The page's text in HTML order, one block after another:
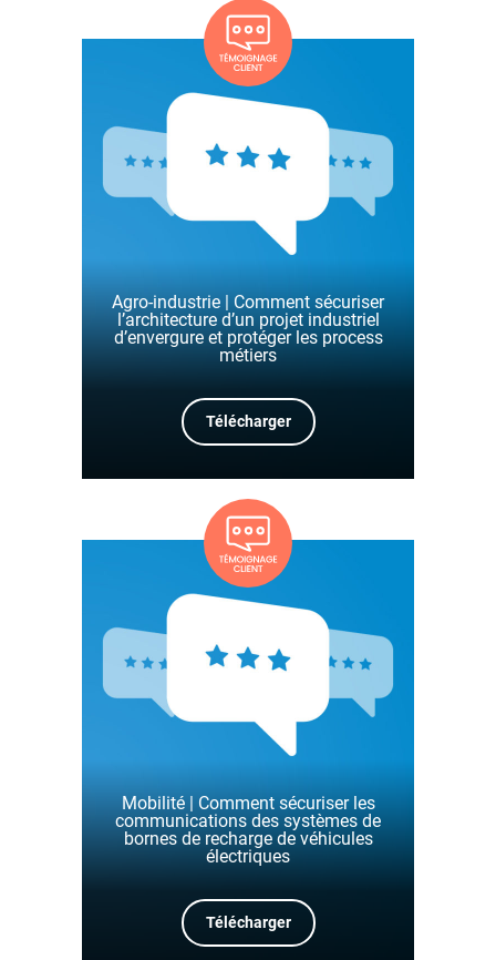
Agro-industrie | Comment sécuriser
l’architecture d’un projet industriel
d’envergure et protéger les process
métiers
Télécharger
Mobilité | Comment sécuriser les
communications des systèmes de
bornes de recharge de véhicules
électriques
Télécharger